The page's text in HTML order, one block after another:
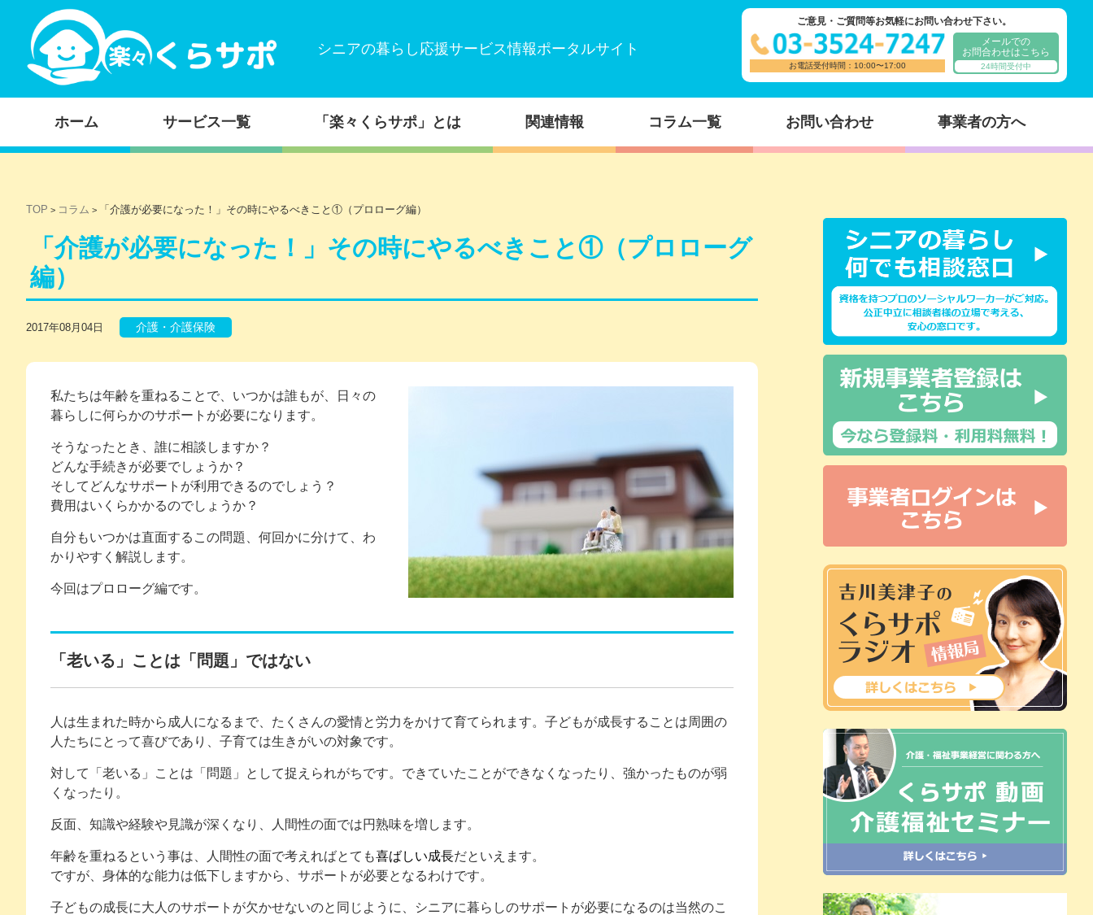
シニアの暮らし応援サービス情報ポータルサイト
ご意見・ご質問等お気軽にお問い合わせ下さい。
お電話受付時間：10:00〜17:00
メールでの
お問合わせはこちら
24時間受付中
コンテンツに移動
ホーム サービス一覧 「楽々くらサポ」とは 関連情報 コラム一覧 お問い合わせ 事業者の方へ
TOP > コラム > 「介護が必要になった！」その時にやるべきこと①（プロローグ編）
「介護が必要になった！」その時にやるべきこと①（プロローグ
編）
2017年08月04日 介護・介護保険
私たちは年齢を重ねることで、いつかは誰もが、日々の
暮らしに何らかのサポートが必要になります。
そうなったとき、誰に相談しますか？
どんな手続きが必要でしょうか？
そしてどんなサポートが利用できるのでしょう？
費用はいくらかかるのでしょうか？
自分もいつかは直面するこの問題、何回かに分けて、わ
かりやすく解説します。
今回はプロローグ編です。
「老いる」ことは「問題」ではない
人は生まれた時から成人になるまで、たくさんの愛情と労力をかけて育てられます。子どもが成長することは周囲の
人たちにとって喜びであり、子育ては生きがいの対象です。
対して「老いる」ことは「問題」として捉えられがちです。できていたことができなくなったり、強かったものが弱
くなったり。
反面、知識や経験や見識が深くなり、人間性の面では円熟味を増します。
年齢を重ねるという事は、人間性の面で考えればとても喜ばしい成長だといえます。
ですが、身体的な能力は低下しますから、サポートが必要となるわけです。
子どもの成長に大人のサポートが欠かせないのと同じように、シニアに暮らしのサポートが必要になるのは当然のこ